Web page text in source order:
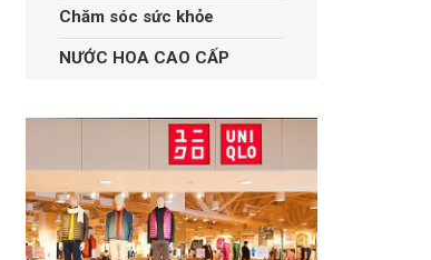
Chăm sóc sức khỏe
NƯỚC HOA CAO CẤP